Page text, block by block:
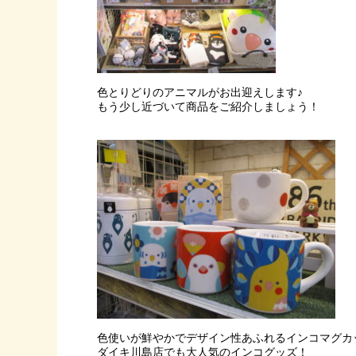
色とりどりのアニマルがお出迎えします♪
もう少し近づいて商品をご紹介しましょう！
色使いが鮮やかでデザイン性あふれるインコマグカ
ダイキ川島店でも大人気のインコグッズ！